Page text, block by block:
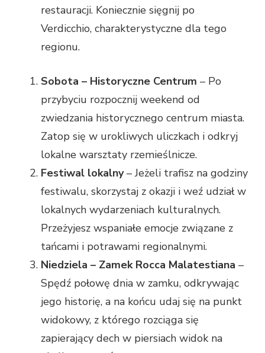
restauracji. Koniecznie sięgnij po
Verdicchio, charakterystyczne dla tego
regionu.
Sobota – Historyczne Centrum – Po
przybyciu rozpocznij weekend od
zwiedzania historycznego centrum miasta.
Zatop się w urokliwych uliczkach i odkryj
lokalne warsztaty rzemieślnicze.
Festiwal lokalny– Jeżeli trafisz na godziny
festiwalu, skorzystaj z okazji i weź udział w
lokalnych wydarzeniach kulturalnych.
Przeżyjesz wspaniałe emocje związane z
tańcami i potrawami regionalnymi.
Niedziela – Zamek Rocca Malatestiana –
Spędź połowę dnia w zamku, odkrywając
jego historię, a na końcu udaj się na punkt
widokowy, z którego rozciąga się
zapierający dech w piersiach widok na